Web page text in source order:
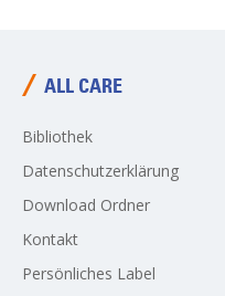
ALL CARE
Bibliothek
Datenschutzerklärung
Download Ordner
Kontakt
Persönliches Label